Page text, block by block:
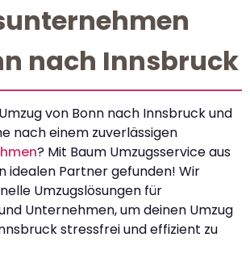
nach Innsbruck
von Bonn nach Innsbruck und
nach einem zuverlässigen
? Mit Baum Umzugsservice aus
idealen Partner gefunden! Wir
Umzugslösungen für
Unternehmen, um deinen Umzug
stressfrei und effizient zu